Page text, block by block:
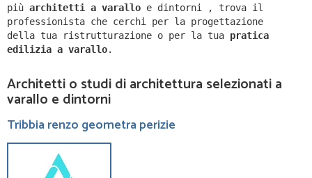
più architetti a varallo e dintorni ,
trova il
professionista che cerchi per la progettazione
della tua ristrutturazione o per la tua pratica
edilizia a varallo.
Architetti o studi di architettura selezionati a
varallo e dintorni
Tribbia renzo geometra perizie